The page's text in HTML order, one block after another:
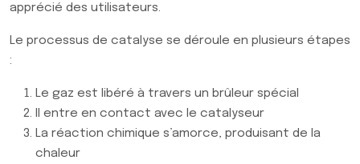
apprécié des utilisateurs.
Le processus de catalyse se déroule en plusieurs étapes
:
Le gaz est libéré à travers un brûleur spécial
Il entre en contact avec le catalyseur
La réaction chimique s’amorce, produisant de la
chaleur